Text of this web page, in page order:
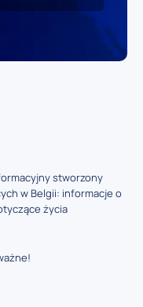
stworzony
w Belgii: informacje o
życia